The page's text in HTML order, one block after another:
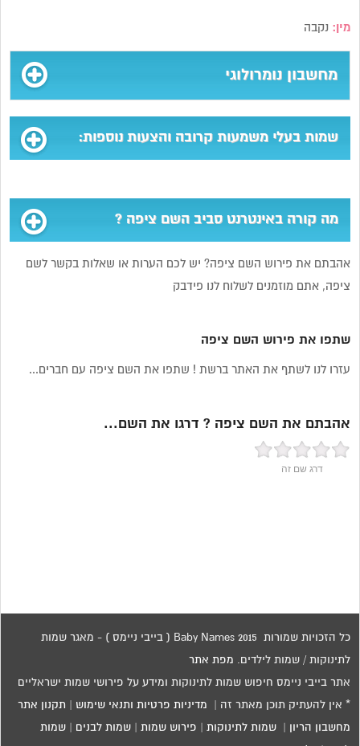
מין: נקבה
מחשבון נומרולוגי
שמות בעלי משמעות קרובה והצעות נוספות:
מה קורה באינטרנט סביב השם ציפה ?
אהבתם את פירוש השם ציפה? יש לכם הערות או שאלות בקשר לשם
ציפה, אתם מוזמנים לשלוח לנו פידבק
שתפו את פירוש השם ציפה
עזרו לנו לשתף את האתר ברשת ! שתפו את השם ציפה עם חברים...
אהבתם את השם ציפה ? דרגו את השם...
דרג שם זה
כל הזכויות שמורות 2015 Baby Names ( בייבי ניימס ) - מאגר שמות
לתינוקות / שמות לילדים. מפת אתר
אתר בייבי ניימס חיפוש שמות לתינוקות ומידע על פירושי שמות ישראליים
* אין להעתיק תוכן מאתר זה | מדיניות פרטיות ותנאי שימוש תקנון אתר
מחשבון הריון |שמות לתינוקות פירוש שמות |שמות לבנים |שמות